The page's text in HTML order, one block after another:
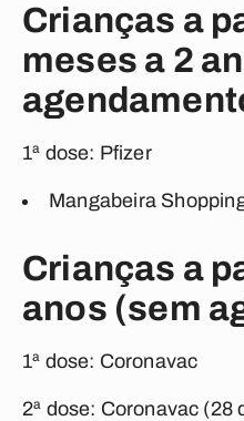
Crianças a
meses a 2
1ª dose: Pfizer
Mangabeira
Crianças a
anos (sem
1ª dose: Coronavac
2ª dose: Coronavac (28